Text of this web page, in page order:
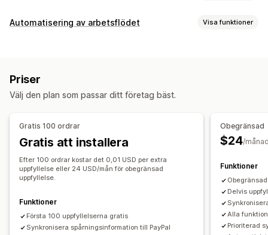
Orderhantering
Lagerhantering
Automatisk synkronisering
Anpassade regler
Automatisering av arbetsflödet Visa funktioner
Orderhantering
Schemalagda uppgifter
Priser
Välj den plan som passar ditt företag bäst.
Gratis 100 ordrar
Gratis att installera
Efter 100 ordrar kostar det 0,01 USD per extra
uppfyllelse eller 24 USD/mån för obegränsad
uppfyllelse.
Funktioner
Första 100 uppfyllelserna gratis
Synkronisera spårningsinformation till PayPal
Obegränsad
$24/
Funktioner
Delvis
Alla
Prioriterad